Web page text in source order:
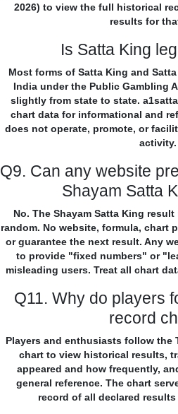
2026) to view the full historical
results for
Is Satta King
Most forms of Satta King and
India under the Public Gambling
slightly from state to state.
chart data for informational and
does not operate, promote, or
activity.
Q9. Can any website
Shayam Satta
No. The Shayam Satta King
random. No website, formula, chart
or guarantee the next result. Any
to provide "fixed numbers" or
misleading users. Treat all chart
Q11. Why do players
record
Players and enthusiasts follow the
chart to view historical results,
appeared and how frequently,
general reference. The chart
record of all declared